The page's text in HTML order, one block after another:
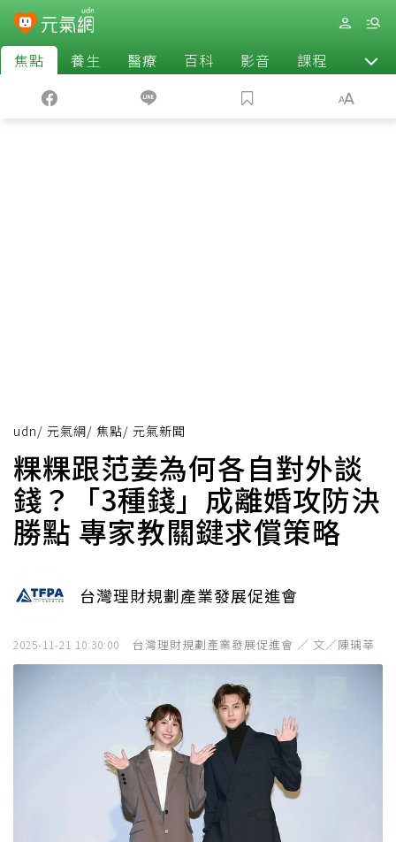
焦點 養生 醫療 百科 影音 課程 退休
udn/ 元氣網/ 焦點/ 元氣新聞
粿粿跟范姜為何各自對外談
錢？「3種錢」成離婚攻防決
勝點 專家教關鍵求償策略
台灣理財規劃產業發展促進會
2025-11-21 10:30:00 台灣理財規劃產業發展促進會 ／ 文／陳瑀莘